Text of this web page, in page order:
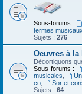
Sous-forums :
termes musicaux
Sujets : 276
Oeuvres à la
Décortiquons
Sous-forums :
musicales
co
Sor et
Sujets : 64